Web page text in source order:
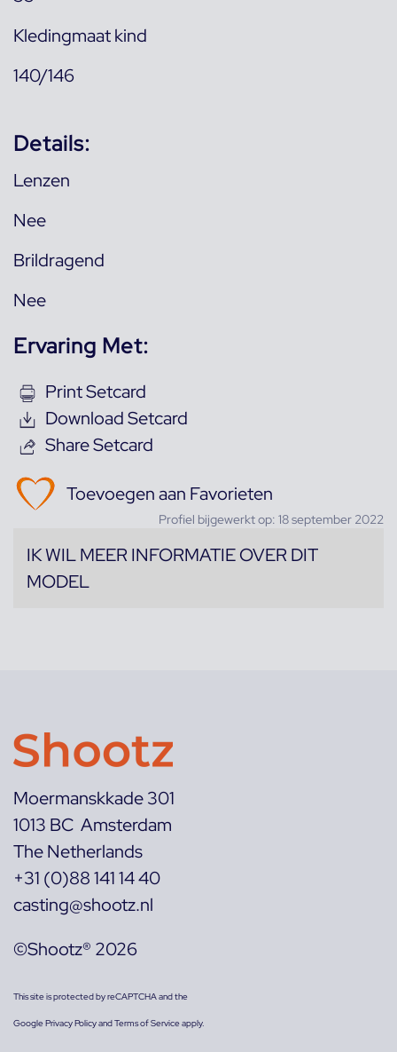
Kledingmaat kind
140/146
Details:
Lenzen
Nee
Brildragend
Nee
Ervaring Met:
Print Setcard
Download Setcard
Share Setcard
Toevoegen aan Favorieten
Profiel bijgewerkt op: 18 september 2022
IK WIL MEER INFORMATIE OVER DIT
MODEL
Moermanskkade 301
1013 BC Amsterdam
The Netherlands
+31 (0)88 141 14 40
casting@shootz.nl
©Shootz® 2026
This site is protected by reCAPTCHA and the
GooglePrivacy PolicyandTerms of Serviceapply.